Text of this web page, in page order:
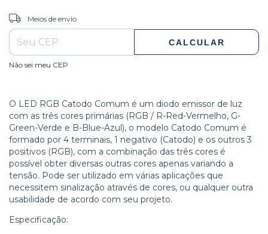
Entregas para o CEP:
Meios de envio
CALCULAR
Não sei meu CEP
O LED RGB Catodo Comum é um diodo emissor de luz
com as três cores primárias (RGB / R-Red-Vermelho, G-
Green-Verde e B-Blue-Azul), o modelo Catodo Comum é
formado por 4 terminais, 1 negativo (Catodo) e os outros 3
positivos (RGB), com a combinação das três cores é
possível obter diversas outras cores apenas variando a
tensão. Pode ser utilizado em várias aplicações que
necessitem sinalização através de cores, ou qualquer outra
usabilidade de acordo com seu projeto.
Especificação: